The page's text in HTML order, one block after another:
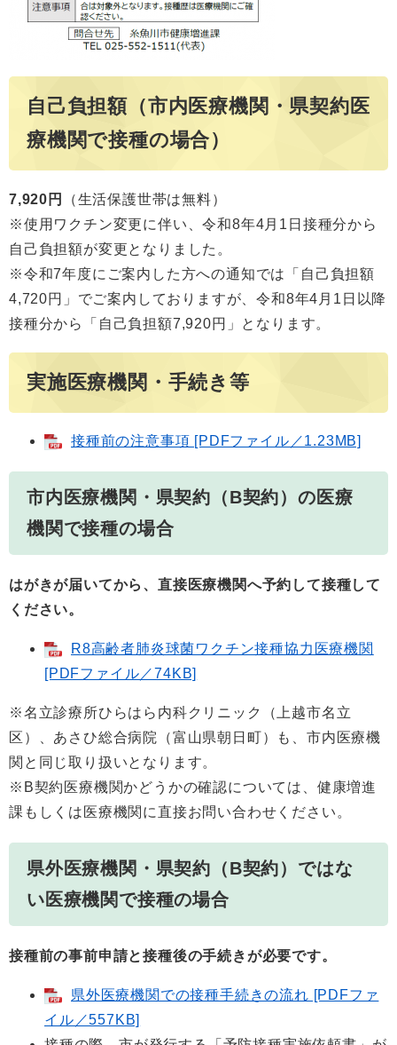
自己負担額（市内医療機関・県契約医
療機関で接種の場合）
7,920円
（生活保護世帯は無料）
※使用ワクチン変更に伴い、令和8年4月1日接種分から
自己負担額が変更となりました。
※令和7年度にご案内した方への通知では「自己負担額
4,720円」でご案内しておりますが、令和8年4月1日以降
接種分から「自己負担額7,920円」となります。
実施医療機関・手続き等
接種前の注意事項 [PDFファイル／1.23MB]
市内医療機関・県契約（B契約）の医療
機関で接種の場合
はがきが届いてから、直接医療機関へ予約して接種して
ください。
R8高齢者肺炎球菌ワクチン接種協力医療機関
[PDFファイル／74KB]
※名立診療所ひらはら内科クリニック（上越市名立
区）、あさひ総合病院（富山県朝日町）も、市内医療機
関と同じ取り扱いとなります。
※B契約医療機関かどうかの確認については、健康増進
課もしくは医療機関に直接お問い合わせください。
県外医療機関・県契約（B契約）ではな
い医療機関で接種の場合
接種前の事前申請と接種後の手続きが必要です。
県外医療機関での接種手続きの流れ [PDFファ
イル／557KB]